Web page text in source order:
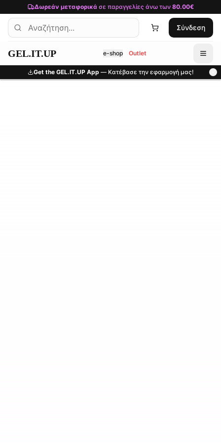
Μετάβαση στο κύριο περιεχόμενο
Δωρεάν μεταφορικάσε παραγγελίες άνω των 80.00€
Σύνδεση
GEL.IT.UP e-shop Outlet
Get the GEL.IT.UP App — Κατέβασε την εφαρμογή μας!